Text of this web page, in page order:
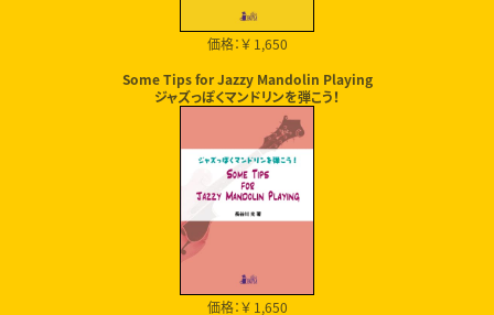
価格：￥ 1,650
Some Tips for Jazzy Mandolin Playing
ジャズっぽくマンドリンを弾こう！
価格：￥ 1,650